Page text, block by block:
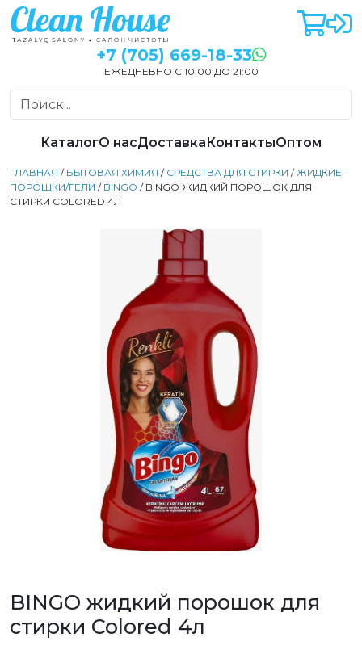
+7 (705) 669-18-33
ЕЖЕДНЕВНО С 10:00 ДО 21:00
КаталогО насДоставкаКонтактыОптом
ГЛАВНАЯ / БЫТОВАЯ ХИМИЯ / СРЕДСТВА ДЛЯ СТИРКИ / ЖИДКИЕ
ПОРОШКИ/ГЕЛИ / BINGO / BINGO ЖИДКИЙ ПОРОШОК ДЛЯ
СТИРКИ COLORED 4Л
BINGO жидкий порошок для
стирки Colored 4л